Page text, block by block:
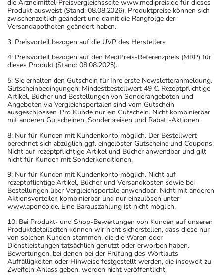
die Arzneimittel-Preisvergleichsseite www.medipreis.de für dieses
Produkt ausweist (Stand: 08.08.2026). Produktpreise können sich
zwischenzeitlich geändert und damit die Rangfolge der
Versandapotheken geändert haben.
3: Preisvorteil bezogen auf die UVP des Herstellers
4: Preisvorteil bezogen auf den MediPreis-Referenzpreis (MRP) für
dieses Produkt (Stand: 08.08.2026).
5: Sie erhalten den Gutschein für Ihre erste Newsletteranmeldung.
Gutscheinbedingungen: Mindestbestellwert 49 €. Rezeptpflichtige
Artikel, Bücher und Bestellungen von Sonderangeboten und
Angeboten via Vergleichsportalen sind vom Gutschein
ausgeschlossen. Pro Kunde nur ein Gutschein. Nicht kombinierbar
mit anderen Gutscheinen, Sonderpreisen und Rabatt-Aktionen.
8: Nur für Kunden mit Kundenkonto möglich. Der Bestellwert
berechnet sich abzüglich ggf. eingelöster Gutscheine und Coupons.
Nicht auf rezeptpflichtige Artikel und Bücher anwendbar und gilt
nicht für Kunden mit Sonderkonditionen.
9: Nur für Kunden mit Kundenkonto möglich. Nicht auf
rezeptpflichtige Artikel, Bücher und Versandkosten sowie bei
Bestellungen über Vergleichsportale anwendbar. Nicht mit anderen
Aktionsvorteilen kombinierbar und nur einzulösen unter
www.aponeo.de. Eine Barauszahlung ist nicht möglich.
10: Bei Produkt- und Shop-Bewertungen von Kunden auf unseren
Produktdetailseiten können wir nicht sicherstellen, dass diese nur
von solchen Kunden stammen, die die Waren oder
Dienstleistungen tatsächlich genutzt oder erworben haben.
Bewertungen, bei denen bei der Prüfung des Wortlauts
Auffälligkeiten oder Hinweise festgestellt werden, die insoweit zu
Zweifeln Anlass geben, werden nicht veröffentlicht.